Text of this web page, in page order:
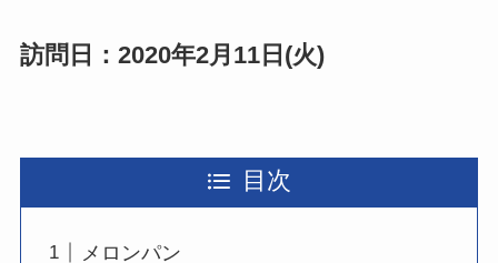
訪問日：2020年2月11日(火)
目次
メロンパン